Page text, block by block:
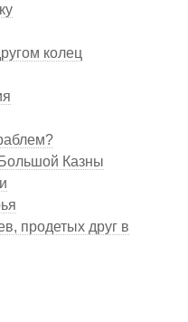
колец
Казны
продетых друг в